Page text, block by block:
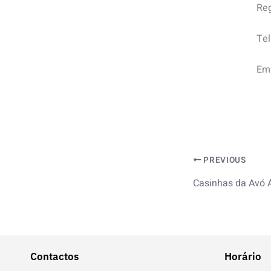
PREVIOUS
Casinhas da Avó
Contactos Horário